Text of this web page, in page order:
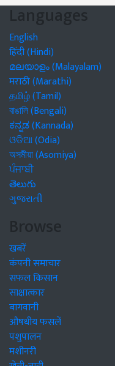
Languages
English
हिंदी (Hindi)
മലയാളം (Malayalam)
मराठी (Marathi)
தமிழ் (Tamil)
বাঙালি (Bengali)
ಕನ್ನಡ (Kannada)
ଓଡିଆ (Odia)
অসমীয়া (Asomiya)
ਪੰਜਾਬੀ
తెలుగు
ગુજરાતી
Browse
खबरें
कंपनी समाचार
सफल किसान
साक्षात्कार
बागवानी
औषधीय फसलें
पशुपालन
मशीनरी